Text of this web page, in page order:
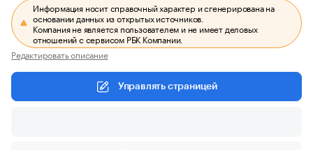
Информация носит справочный характер и сгенерирована на
основании данных из открытых источников.
Компания не является пользователем и не имеет деловых
отношений с сервисом РБК Компании.
Редактировать описание
Управлять страницей